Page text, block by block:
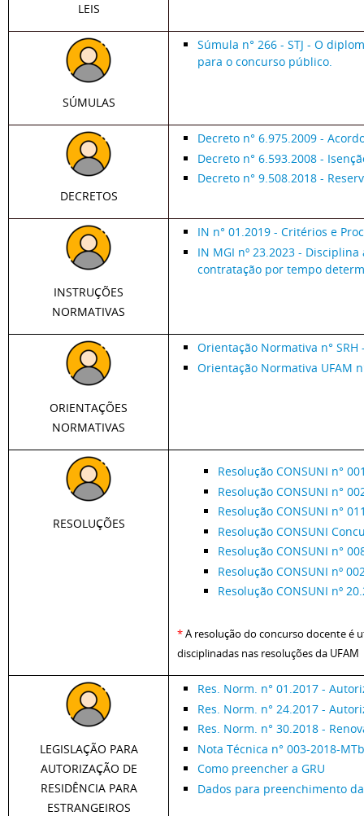
LEIS
SÚMULAS
Súmula n° 266 - STJ - O
para o concurso público.
DECRETOS
Decreto n° 6.975.2009 -
Decreto n° 6.593.2008 -
Decreto n° 9.508.2018 -
INSTRUÇÕES
NORMATIVAS
IN n° 01.2019 - Critérios e
IN MGI nº 23.2023 -
contratação por tempo
ORIENTAÇÕES
NORMATIVAS
Orientação Normativa n°
Orientação Normativa UFAM
RESOLUÇÕES
Resolução CONSUNI n°
Resolução CONSUNI n°
Resolução CONSUNI n°
Resolução CONSUNI
Resolução CONSUNI n°
Resolução CONSUNI nº
Resolução CONSUNI nº
*A resolução do concurso docente é
disciplinadas nas resoluções da UFAM
LEGISLAÇÃO PARA
AUTORIZAÇÃO DE
RESIDÊNCIA PARA
ESTRANGEIROS
Res. Norm. n° 01.2017 -
Res. Norm. n° 24.2017 -
Res. Norm. n° 30.2018 -
Nota Técnica n° 003-2018-
Como preencher a GRU
Dados para preenchimento da